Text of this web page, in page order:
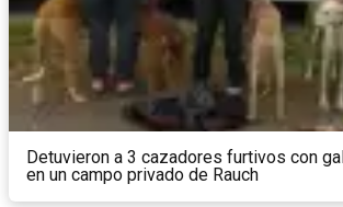
Detuvieron a 3 cazadores furtivos con
en un campo privado de Rauch